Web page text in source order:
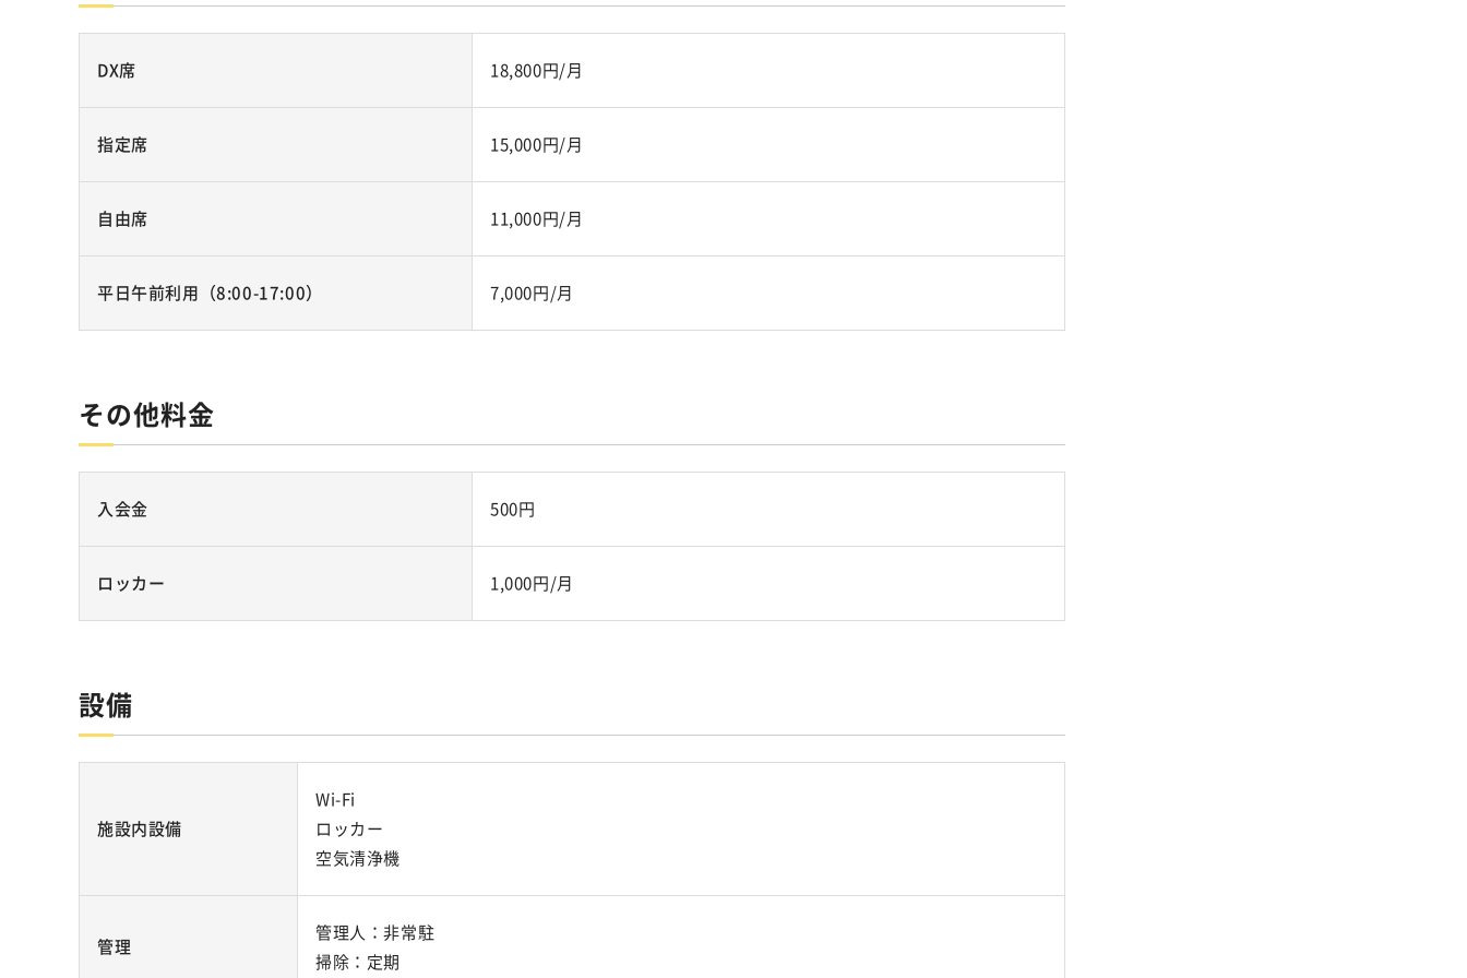
DX席 18,800円/月
指定席 15,000円/月
自由席 11,000円/月
平日午前利用（8:00-17:00） 7,000円/月
その他料金
入会金 500円
ロッカー 1,000円/月
設備
施設内設備
Wi-Fi
ロッカー
空気清浄機
管理
管理人：非常駐
掃除：定期